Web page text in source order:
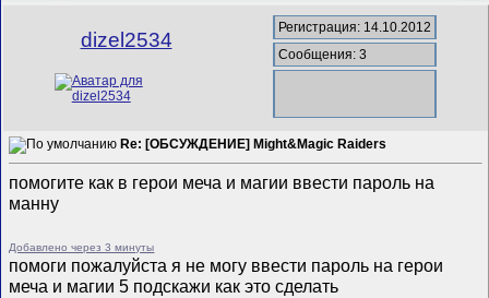
dizel2534
Регистрация: 14.10.2012
Сообщения: 3
Re: [ОБСУЖДЕНИЕ] Might&Magic Raiders
помогите как в герои меча и магии ввести пароль на
манну
Добавлено через 3 минуты
помоги пожалуйста я не могу ввести пароль на герои
меча и магии 5 подскажи как это сделать